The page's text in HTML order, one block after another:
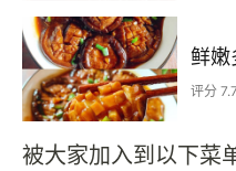
评分 7.7
被大家加入到以下菜